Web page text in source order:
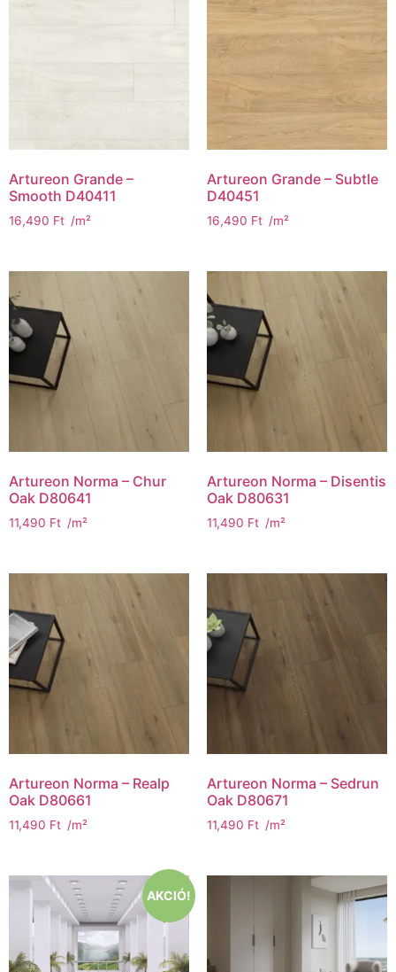
Artureon Grande –
Smooth D40411
16,490 Ft /m²
Artureon Grande – Subtle
D40451
16,490 Ft /m²
Artureon Norma – Chur
Oak D80641
11,490 Ft /m²
Artureon Norma – Disentis
Oak D80631
11,490 Ft /m²
Artureon Norma – Realp
Oak D80661
11,490 Ft /m²
Artureon Norma – Sedrun
Oak D80671
11,490 Ft /m²
AKCIÓ!